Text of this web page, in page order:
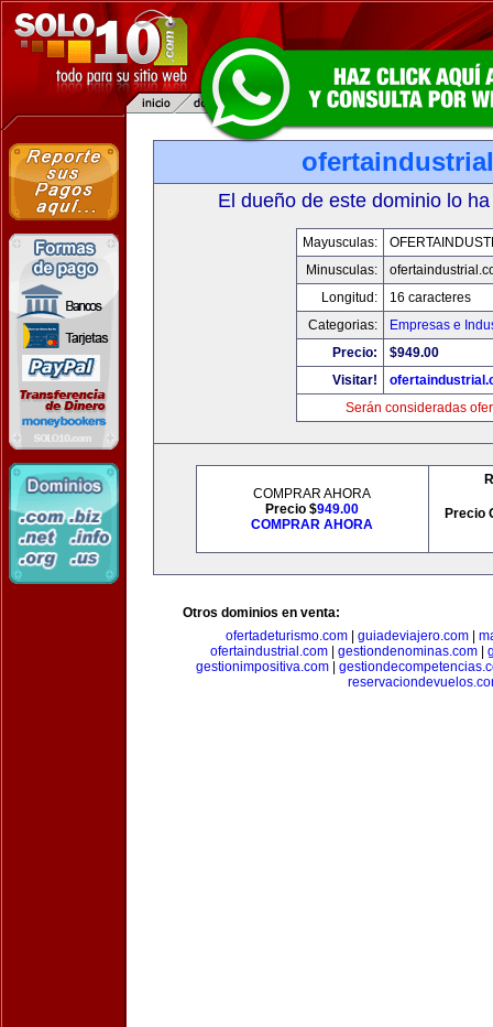
El dueño de este dominio lo
Mayusculas:
Minusculas:
Longitud:
16 caracteres
Categorias:
Empresas e
Precio:
$949.00
Visitar!
Serán consideradas
COMPRAR AHORA
Precio $949.00
COMPRAR AHORA
Precio
Otros dominios en venta:
ofertadeturismo.com| guiadeviajero.com|
ofertaindustrial.com| gestiondenominas.com|
gestionimpositiva.com